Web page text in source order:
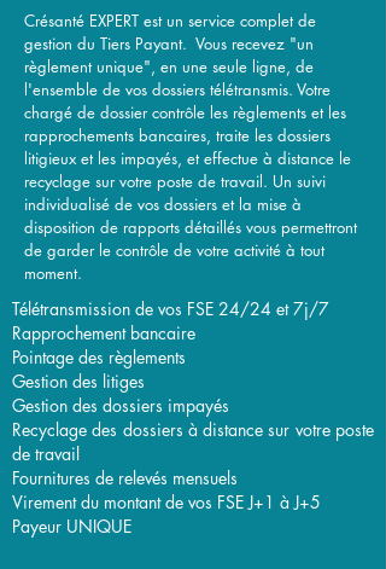
Crésanté EXPERT est un service complet de
gestion du Tiers Payant. Vous recevez "un
règlement unique", en une seule ligne, de
l'ensemble de vos dossiers télétransmis. Votre
chargé de dossier contrôle les règlements et les
rapprochements bancaires, traite les dossiers
litigieux et les impayés, et effectue à distance le
recyclage sur votre poste de travail. Un suivi
individualisé de vos dossiers et la mise à
disposition de rapports détaillés vous permettront
de garder le contrôle de votre activité à tout
moment.
Télétransmission de vos FSE 24/24 et 7j/7
Rapprochement bancaire
Pointage des règlements
Gestion des litiges
Gestion des dossiers impayés
Recyclage des dossiers à distance sur votre poste
de travail
Fournitures de relevés mensuels
Virement du montant de vos FSE J+1 à J+5
Payeur UNIQUE